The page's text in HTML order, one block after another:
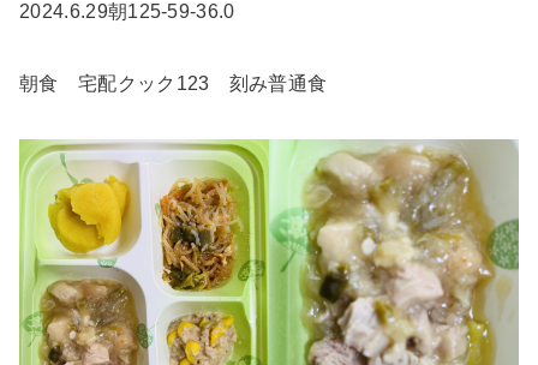
2024.6.29朝125-59-36.0
朝食 宅配クック123 刻み普通食